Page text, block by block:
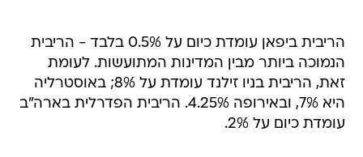
הריבית ביפאן עומדת כיום על 0.5% בלבד - הריבית
הנמוכה ביותר מבין המדינות המתועשות. לעומת
זאת, הריבית בניו זילנד עומדת על 8%; באוסטרליה
היא 7%, ובאירופה 4.25%. הריבית הפדרלית בארה"ב
עומדת כיום על 2%.